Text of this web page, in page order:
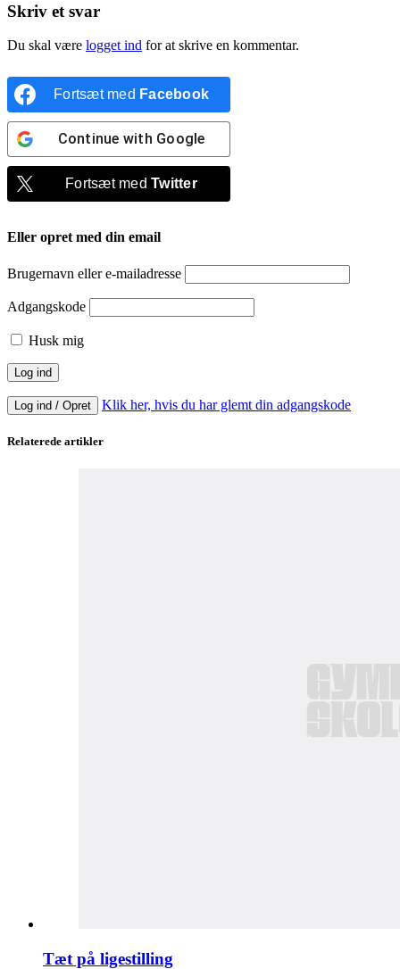
Skriv et svar
Du skal være logget ind for at skrive en kommentar.
Fortsæt med Facebook
Continue with Google
Fortsæt medTwitter
Eller opret med din email
Brugernavn eller e-mailadresse
Adgangskode
Husk mig
Log ind / Opret Klik her, hvis du har glemt din adgangskode
Relaterede artikler
Tæt på ligestilling